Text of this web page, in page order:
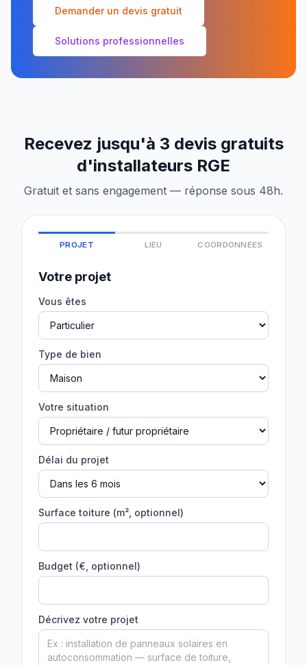
Demander un devis gratuit
Solutions professionnelles
Recevez jusqu'à 3 devis gratuits
d'installateurs RGE
Gratuit et sans engagement — réponse sous 48h.
PROJET LIEU COORDONNÉES
Votre projet
Vous êtes
Type de bien
Votre situation
Délai du projet
Surface toiture (m², optionnel)
Budget (€, optionnel)
Décrivez votre projet